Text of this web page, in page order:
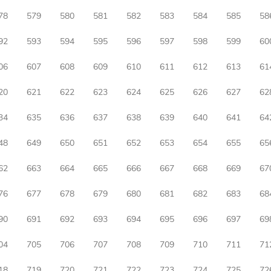
579 580 581 582 583 584 585
593 594 595 596 597 598 599
607 608 609 610 611 612 613
621 622 623 624 625 626 627
635 636 637 638 639 640 641
649 650 651 652 653 654 655
663 664 665 666 667 668 669
677 678 679 680 681 682 683
691 692 693 694 695 696 697
705 706 707 708 709 710 711